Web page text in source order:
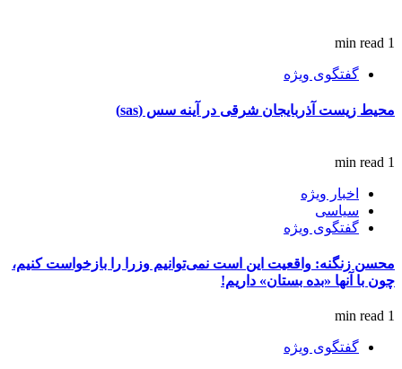
1 min read
گفتگوی ویژه
محیط زیست آذربایجان شرقی در آینه سس (sas)
1 min read
اخبار ویژه
سیاسی
گفتگوی ویژه
محسن زنگنه: واقعیت این است نمی‌توانیم وزرا را بازخواست کنیم،
چون با آنها «بده بستان» داریم!
1 min read
گفتگوی ویژه